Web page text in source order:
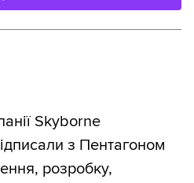
Skyborne
з Пентагоном
розробку,